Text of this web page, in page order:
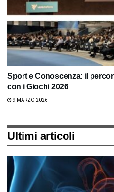
Sport e Conoscenza: il
con i Giochi 2026
9 MARZO 2026
Ultimi articoli